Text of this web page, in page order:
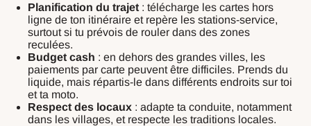
Planification du trajet : télécharge les cartes hors
ligne de ton itinéraire et repère les stations-service,
surtout si tu prévois de rouler dans des zones
reculées.
Budget cash : en dehors des grandes villes, les
paiements par carte peuvent être difficiles. Prends du
liquide, mais répartis-le dans différents endroits sur toi
et ta moto.
Respect des locaux : adapte ta conduite, notamment
dans les villages, et respecte les traditions locales.